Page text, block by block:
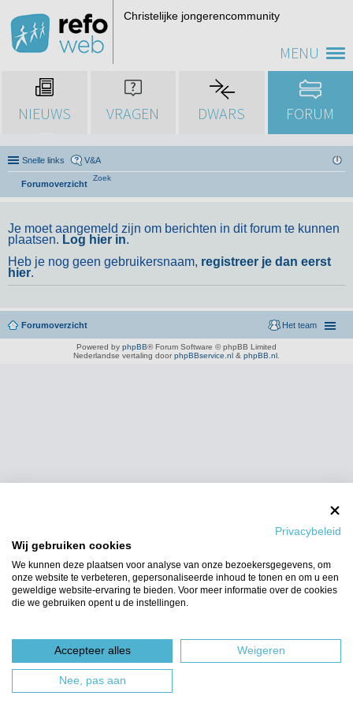
Privacybeleid
Wij gebruiken cookies
We kunnen deze plaatsen voor analyse van onze bezoekersgegevens, om
onze website te verbeteren, gepersonaliseerde inhoud te tonen en om u een
geweldige website-ervaring te bieden. Voor meer informatie over de cookies
die we gebruiken opent u de instellingen.
Accepteer alles Weigeren
Nee, pas aan
MENU
Christelijke jongerencommunity
NIEUWS VRAGEN DWARS FORUM
Snelle links V&A
Forumoverzicht
Zoek
Je moet aangemeld zijn om berichten in dit forum te kunnen
plaatsen. Log hier in.
Heb je nog geen gebruikersnaam, registreer je dan eerst
hier.
Forumoverzicht Het team
Powered by phpBB® Forum Software © phpBB Limited
Nederlandse vertaling door phpBBservice.nl & phpBB.nl